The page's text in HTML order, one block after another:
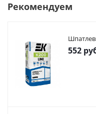
Рекомендуем
552